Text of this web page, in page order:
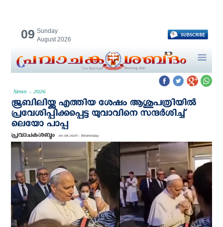
09 Sunday
August 2026
News - 2026
ജൂബിലിയ്ക്കു എത്തിയ ശേഷം ആശുപത്രിയിൽ
പ്രവേശിപ്പിക്കപ്പെട്ട യുവാവിനെ സന്ദർശിച്ച്
ലെയോ പാപ്പ
പ്രവാചകശബ്ദം 06-08-2025 - Wednesday